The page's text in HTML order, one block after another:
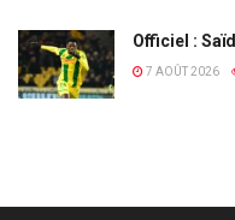
Officiel :
7 AOÛT 2026